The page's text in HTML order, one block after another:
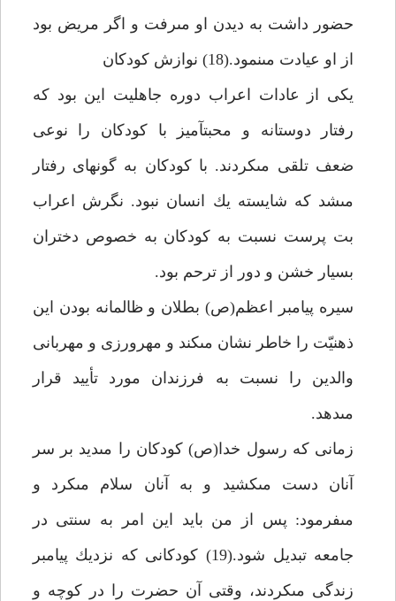
حضور داشت به ديدن او مى‏رفت و اگر مريض بود
از او عيادت مى‏نمود.(18) نوازش كودكان‏
يكى از عادات اعراب دوره جاهليت اين بود كه
رفتار دوستانه و محبت‏آميز با كودكان را نوعى
ضعف تلقى مى‏كردند. با كودكان به گونه‏اى رفتار
مى‏شد كه شايسته يك انسان نبود. نگرش اعراب
بت پرست نسبت به كودكان به خصوص دختران
بسيار خشن و دور از ترحم بود.
سيره پيامبر اعظم(ص) بطلان و ظالمانه بودن اين
ذهنيّت را خاطر نشان مى‏كند و مهرورزى و مهربانى
والدين را نسبت به فرزندان مورد تأييد قرار
مى‏دهد.
زمانى كه رسول خدا(ص) كودكان را مى‏ديد بر سر
آنان دست مى‏كشيد و به آنان سلام مى‏كرد و
مى‏فرمود: پس از من بايد اين امر به سنتى در
جامعه تبديل شود.(19) كودكانى كه نزديك پيامبر
زندگى مى‏كردند، وقتى آن حضرت را در كوچه و